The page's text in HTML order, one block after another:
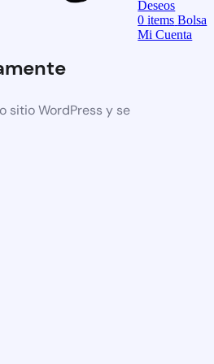
sitio WordPress y se
Deseos
0items Bolsa
Mi Cuenta